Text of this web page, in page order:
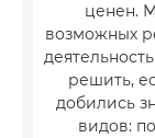
ценен.
возможных
решить,
добились
видов: